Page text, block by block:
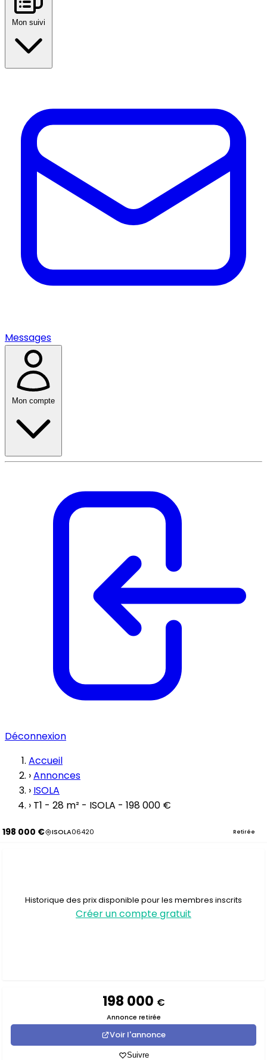
Mon suivi
Messages
Mon compte
Déconnexion
Accueil
›Annonces
› ISOLA
› T1 - 28 m² - ISOLA - 198 000 €
198 000 € ISOLA06420 Retirée
Historique des prix disponible pour les membres inscrits
Créer un compte gratuit
198 000 €
Annonce retirée
Voir l'annonce
Suivre